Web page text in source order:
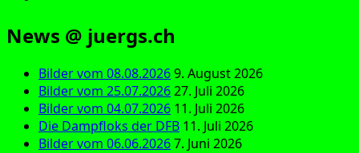
News @ juergs.ch
Bilder vom 08.08.20269. August 2026
Bilder vom 25.07.202627. Juli 2026
Bilder vom 04.07.2026 11. Juli 2026
Die Dampfloks der DFB 11. Juli 2026
Bilder vom 06.06.20267. Juni 2026